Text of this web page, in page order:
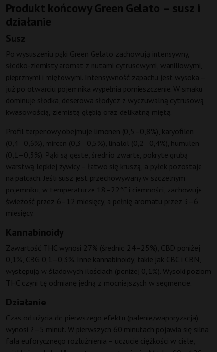
Produkt końcowy Green Gelato – susz i
działanie
Susz
Po wysuszeniu pąki Green Gelato zachowują intensywny,
słodko-ziemisty aromat z nutami cytrusowymi, waniliowymi,
pieprznymi i miętowymi. Intensywność zapachu jest wysoka –
już po otwarciu pojemnika wypełnia pomieszczenie. W smaku
dominuje słodka, deserowa słodycz z wyczuwalną cytrusową
kwasowością, ziemistą głębią oraz delikatną miętą.
Profil terpenowy obejmuje limonen (0,5–0,8%), karyofilen
(0,4–0,6%), mircen (0,3–0,5%), linalol (0,2–0,4%), humulen
(0,1–0,3%). Pąki są gęste, średnio zwarte, pokryte grubą
warstwą lepkiej żywicy – łatwo się kruszą, a pyłek pozostaje
na palcach. Jeśli susz jest przechowywany w szczelnym
pojemniku, w temperaturze 18–22°C i ciemności, zachowuje
świeżość przez 6–12 miesięcy, a pełnię aromatu przez 3–6
miesięcy.
Kannabinoidy
Zawartość THC wynosi 27% (średnio 24–25%), CBD poniżej
0,1%, CBG 0,1–0,3%. Inne kannabinoidy, takie jak CBC i CBN,
występują w śladowych ilościach (poniżej 0,1%). Wysoki poziom
THC czyni tę odmianę jedną z mocniejszych w segmencie.
Działanie
Czas od użycia do pierwszego efektu (palenie/waporyzacja)
wynosi 2–5 minut. W pierwszych 60 minutach pojawia się silna
fala euforycznego rozluźnienia – uczucie ciężkości w ciele,